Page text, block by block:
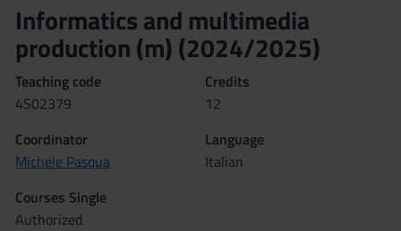
Informatics and multimedia
production (m) (2024/2025)
Teaching code
4S02379
Credits
12
Coordinator
Michele Pasqua
Language
Italian
Courses Single
Authorized